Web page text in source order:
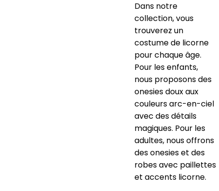
Dans notre
collection, vous
trouverez un
costume de licorne
pour chaque âge.
Pour les enfants,
nous proposons des
onesies doux aux
couleurs arc-en-ciel
avec des détails
magiques. Pour les
adultes, nous offrons
des onesies et des
robes avec paillettes
et accents licorne.